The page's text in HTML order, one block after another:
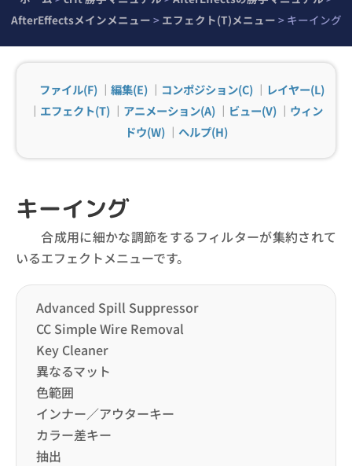
AfterEffectsメインメニュー > エフェクト(T)メニュー > キーイング
ファイル(F)｜ 編集(E)｜ コンポジション(C)｜ レイヤー(L)
｜ エフェクト(T) ｜ アニメーション(A) ｜ ビュー(V) ｜ ウィン
ドウ(W)｜ ヘルプ(H)
キーイング
合成用に細かな調節をするフィルターが集約されて
いるエフェクトメニューです。
Advanced Spill Suppressor
CC Simple Wire Removal
Key Cleaner
異なるマット
色範囲
インナー／アウターキー
カラー差キー
抽出